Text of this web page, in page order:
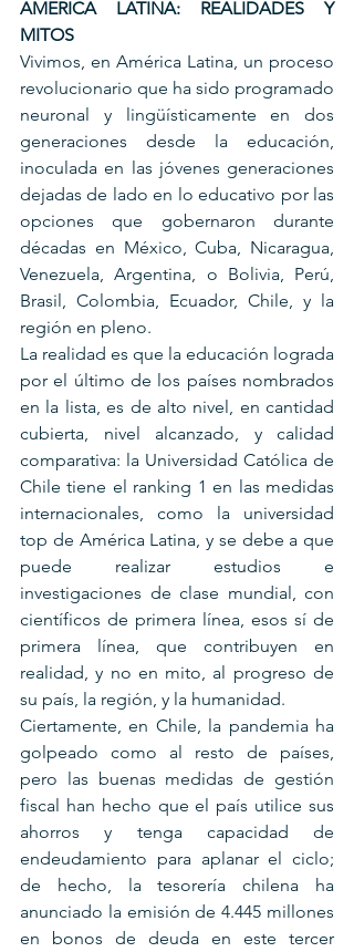
AMERICA LATINA: REALIDADES Y
MITOS
Vivimos, en América Latina, un proceso
revolucionario que ha sido programado
neuronal y lingüísticamente en dos
generaciones desde la educación,
inoculada en las jóvenes generaciones
dejadas de lado en lo educativo por las
opciones que gobernaron durante
décadas en México, Cuba, Nicaragua,
Venezuela, Argentina, o Bolivia, Perú,
Brasil, Colombia, Ecuador, Chile, y la
región en pleno.
La realidad es que la educación lograda
por el último de los países nombrados
en la lista, es de alto nivel, en cantidad
cubierta, nivel alcanzado, y calidad
comparativa: la Universidad Católica de
Chile tiene el ranking 1 en las medidas
internacionales, como la universidad
top de América Latina, y se debe a que
puede realizar estudios e
investigaciones de clase mundial, con
científicos de primera línea, esos sí de
primera línea, que contribuyen en
realidad, y no en mito, al progreso de
su país, la región, y la humanidad.
Ciertamente, en Chile, la pandemia ha
golpeado como al resto de países,
pero las buenas medidas de gestión
fiscal han hecho que el país utilice sus
ahorros y tenga capacidad de
endeudamiento para aplanar el ciclo;
de hecho, la tesorería chilena ha
anunciado la emisión de 4.445 millones
en bonos de deuda en este tercer